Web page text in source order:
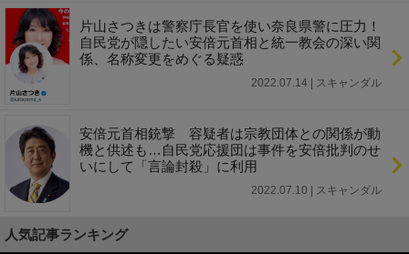
片山さつきは警察庁長官を使い奈良県警に圧力！
自民党が隠したい安倍元首相と統一教会の深い関
係、名称変更をめぐる疑惑
2022.07.14 | スキャンダル
安倍元首相銃撃 容疑者は宗教団体との関係が動
機と供述も…自民党応援団は事件を安倍批判のせ
いにして「言論封殺」に利用
2022.07.10 | スキャンダル
人気記事ランキング